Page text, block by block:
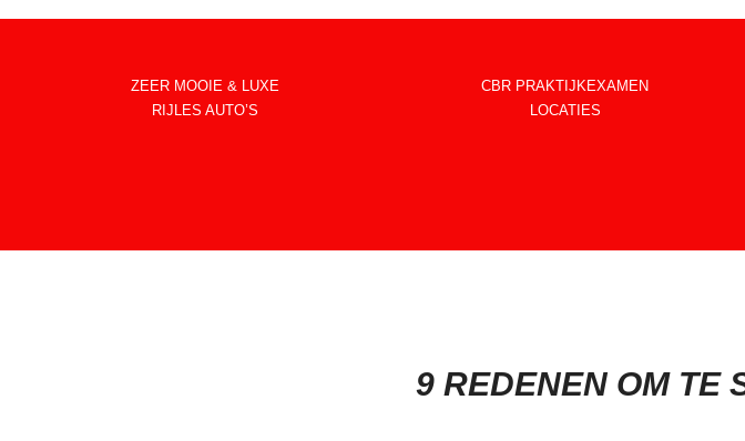
ZEER MOOIE & LUXE
RIJLES AUTO’S
CBR PRAKTIJKEXAMEN
LOCATIES
9 REDENEN OM TE